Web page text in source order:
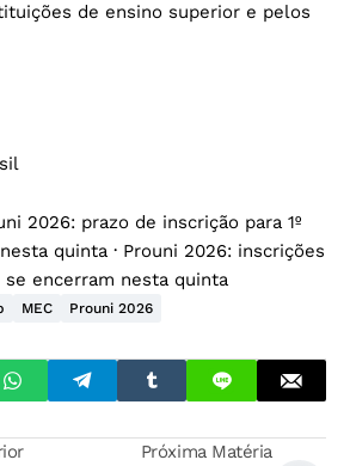
de ensino superior e pelos
2026: prazo de inscrição para 1º
quinta · Prouni 2026: inscrições
se encerram nesta quinta
MEC Prouni 2026
Próxima Matéria